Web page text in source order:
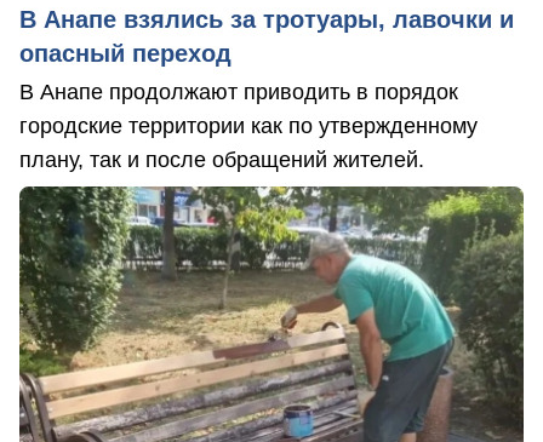
В Анапе взялись за тротуары, лавочки и
опасный переход
В Анапе продолжают приводить в порядок
городские территории как по утвержденному
плану, так и после обращений жителей.